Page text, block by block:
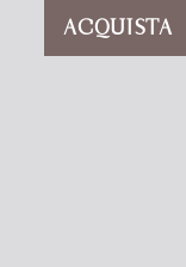
ACQUISTA